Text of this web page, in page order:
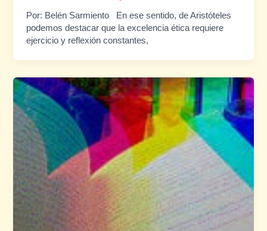
Por: Belén Sarmiento En ese sentido, de Aristóteles
podemos destacar que la excelencia ética requiere
ejercicio y reflexión constantes,